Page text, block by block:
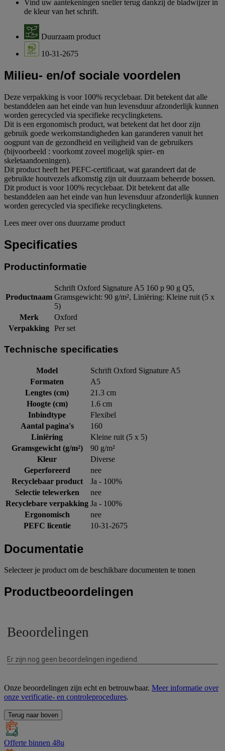
Vind uw aantekeningen sneller terug dankzij de bladwijzer in
de kleur van het schrift.
Duurzaam product
10-31-2675
Milieu- en/of sociale voordelen
Deze verpakking is voor 100% recyclebaar. Dit betekent dat alle
bestanddelen aan het einde van hun levensduur afzonderlijk kunnen
worden gerecycled via specifieke recyclingketens.
Dit is een ergonomisch product, wat betekent dat het door zijn
gebruik goede werkomstandigheden kan garanderen vanuit het
oogpunt van de gezondheid en veiligheid van de gebruikers
(bijvoorbeeld : voorkomt zoveel mogelijk spier- en
skeletaandoeningen).
Dit product heeft het PEFC-certificaat, wat garandeert dat de
gebruikte houtvezels afkomstig zijn uit duurzaam beheerde bossen.
Dit product is voor 100% recyclebaar. Dit betekent dat alle
bestanddelen aan het einde van hun levensduur afzonderlijk kunnen
worden gerecycled via specifieke recyclingketens.
Lees meer over ons duurzame product
Specificaties
Productinformatie
Productnaam
Schrift Oxford Signature A5 160 p 90 g Q5,
Gramsgewicht: 90 g/m², Liniëring: Kleine ruit (5 x
5)
Merk
Oxford
Verpakking Per set
Technische specificaties
Model
Schrift Oxford Signature A5
Formaten
A5
Lengtes (cm)
21.3 cm
Hoogte (cm)
1.6 cm
Inbindtype
Flexibel
Aantal pagina's
160
Liniëring
Kleine ruit (5 x 5)
Gramsgewicht (g/m²)
90 g/m²
Kleur
Diverse
Geperforeerd
nee
Recyclebaar product
Ja - 100%
Selectie telewerken
nee
Recyclebare verpakking Ja - 100%
Ergonomisch
nee
PEFC licentie
10-31-2675
Documentatie
Selecteer je product om de beschikbare documenten te tonen
Productbeoordelingen
Onze beoordelingen zijn echt en betrouwbaar. Meer informatie over
onze verificatie- en controleprocedures.
Terug naar boven
Offerte binnen 48u